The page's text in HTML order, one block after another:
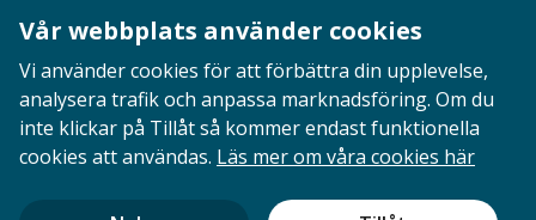
Opinion English Personuppgifter Cookies
Vår webbplats använder cookies
Vi använder cookies för att förbättra din upplevelse,
analysera trafik och anpassa marknadsföring. Om du
inte klickar på Tillåt så kommer endast funktionella
cookies att användas. Läs mer om våra cookies här